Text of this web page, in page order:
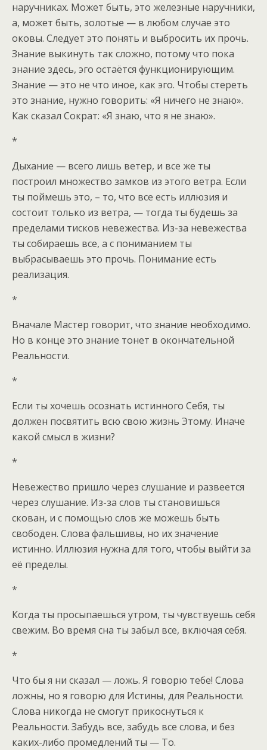
наручниках. Может быть, это железные наручники,
а, может быть, золотые — в любом случае это
оковы. Следует это понять и выбросить их прочь.
Знание выкинуть так сложно, потому что пока
знание здесь, эго остаётся функционирующим.
Знание — это не что иное, как эго. Чтобы стереть
это знание, нужно говорить: «Я ничего не знаю».
Как сказал Сократ: «Я знаю, что я не знаю».
*
Дыхание — всего лишь ветер, и все же ты
построил множество замков из этого ветра. Если
ты поймешь это, – то, что все есть иллюзия и
состоит только из ветра, — тогда ты будешь за
пределами тисков невежества. Из-за невежества
ты собираешь все, а с пониманием ты
выбрасываешь это прочь. Понимание есть
реализация.
*
Вначале Мастер говорит, что знание необходимо.
Но в конце это знание тонет в окончательной
Реальности.
*
Если ты хочешь осознать истинного Себя, ты
должен посвятить всю свою жизнь Этому. Иначе
какой смысл в жизни?
*
Невежество пришло через слушание и развеется
через слушание. Из-за слов ты становишься
скован, и с помощью слов же можешь быть
свободен. Слова фальшивы, но их значение
истинно. Иллюзия нужна для того, чтобы выйти за
её пределы.
*
Когда ты просыпаешься утром, ты чувствуешь себя
свежим. Во время сна ты забыл все, включая себя.
*
Что бы я ни сказал — ложь. Я говорю тебе! Слова
ложны, но я говорю для Истины, для Реальности.
Слова никогда не смогут прикоснуться к
Реальности. Забудь все, забудь все слова, и без
каких-либо промедлений ты — То.